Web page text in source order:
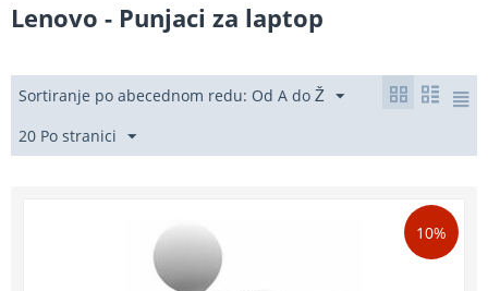
Lenovo - Punjaci za laptop
Sortiranje po abecednom redu: Od A do Ž
20 Po stranici
10%